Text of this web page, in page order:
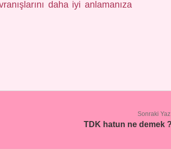
daha iyi anlamanıza
Sonraki
TDK hatun ne demek